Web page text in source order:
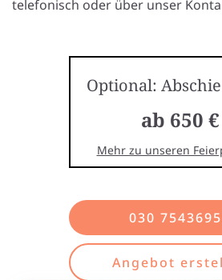
telefonisch oder über unser
Optional:
ab 650 €
Mehr zu unseren
030
Angebot